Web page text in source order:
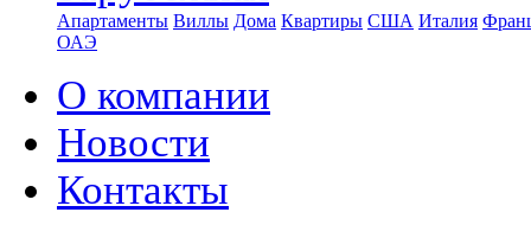
Апартаменты Виллы Дома Квартиры США Италия
ОАЭ
О компании
Новости
Контакты